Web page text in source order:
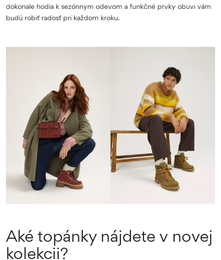
dokonale hodia k sezónnym odevom a funkčné prvky obuvi vám
budú robiť radosť pri každom kroku.
Aké topánky nájdete v novej
kolekcii?